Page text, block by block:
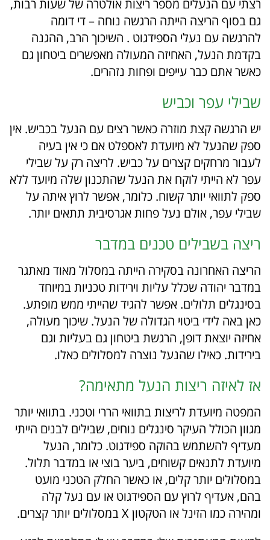
רצתי עם הנעלים מספר ריצות אולטרה של שעות רבות,
גם בסוף הריצה הייתה הרגשה נוחה – די דומה
להרגשה עם נעלי הספידגוט . השיכוך הרב, ההגנה
בקדמת הנעל, האחיזה המעולה מאפשרים ביטחון גם
כאשר אתם כבר עייפים ופחות נזהרים.
שבילי עפר וכביש
יש הרגשה קצת מוזרה כאשר רצים עם הנעל בכביש. אין
ספק שהנעל לא מיועדת לאספלט אם כי אין בעיה
לעבור מרחקים קצרים על כביש. לריצה רק על שבילי
עפר לא הייתי לוקח את הנעל שהתכנון שלה מיועד ללא
ספק לתוואי יותר קשוח. כלומר, אפשר לרוץ איתה על
שבילי עפר, אולם נעל פחות אגרסיבית תתאים יותר.
ריצה בשבילים טכנים במדבר
הריצה האחרונה בסקירה הייתה במסלול מאוד מאתגר
במדבר יהודה שכלל עליות וירידות טכניות במיוחד
בסינגלים תלולים. אפשר להגיד שהייתי ממש מופתע.
כאן באה לידי ביטוי הגדולה של הנעל. שיכוך מעולה,
אחיזה יוצאת דופן, הרגשת ביטחון גם בעליות וגם
בירידות. כאילו שהנעל נוצרה למסלולים כאלו.
אז לאיזה ריצות הנעל מתאימה?
המפטה מיועדת לריצות בתוואי הררי וטכני. בתוואי יותר
מגוון הכולל העיקר סינגלים נוחים, שבילים לבנים הייתי
מעדיף להשתמש בהוקה ספידגוט. כלומר, הנעל
מיועדת לתנאים קשוחים, ביער בוצי או במדבר תלול.
במסלולים יותר קלים, או כאשר החלק הטכני מועט
בהם, אעדיף לרוץ עם הספידגוט או עם נעל קלה
ומהירה כמו הזינל או הטקטון X במסלולים יותר קצרים.